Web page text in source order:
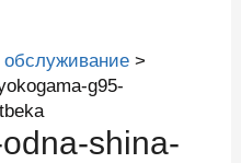
обслуживание
g95-
shina-